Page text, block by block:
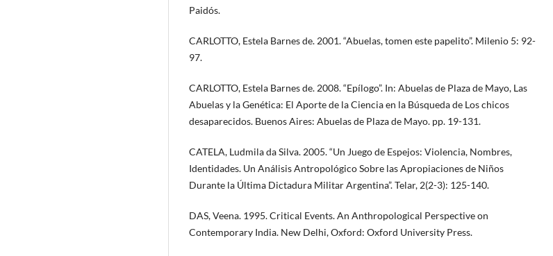
Paidós.
CARLOTTO, Estela Barnes de. 2001. “Abuelas, tomen este papelito”. Milenio 5: 92-
97.
CARLOTTO, Estela Barnes de. 2008. “Epílogo”. In: Abuelas de Plaza de Mayo, Las
Abuelas y la Genética: El Aporte de la Ciencia en la Búsqueda de Los chicos
desaparecidos. Buenos Aires: Abuelas de Plaza de Mayo. pp. 19-131.
CATELA, Ludmila da Silva. 2005. “Un Juego de Espejos: Violencia, Nombres,
Identidades. Un Análisis Antropológico Sobre las Apropiaciones de Niños
Durante la Última Dictadura Militar Argentina”. Telar, 2(2-3): 125-140.
DAS, Veena. 1995. Critical Events. An Anthropological Perspective on
Contemporary India. New Delhi, Oxford: Oxford University Press.